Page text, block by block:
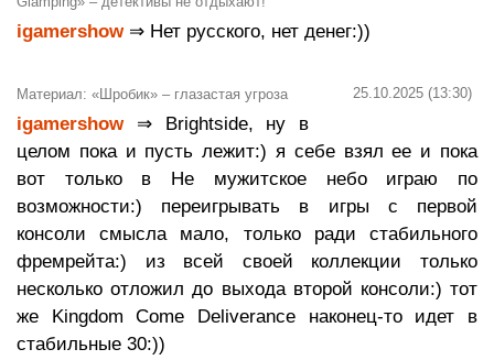
igamershow⇒ Нет русского, нет денег:))
25.10.2025 (13:30)
Материал: «Шробик» – глазастая угроза
igamershow⇒ Brightside, ну в
целом пока и пусть лежит:) я себе взял ее и пока
вот только в Не мужитское небо играю по
возможности:) переигрывать в игры с первой
консоли смысла мало, только ради стабильного
фремрейта:) из всей своей коллекции только
несколько отложил до выхода второй консоли:) тот
же Kingdom Come Deliverance наконец-то идет в
стабильные 30:))